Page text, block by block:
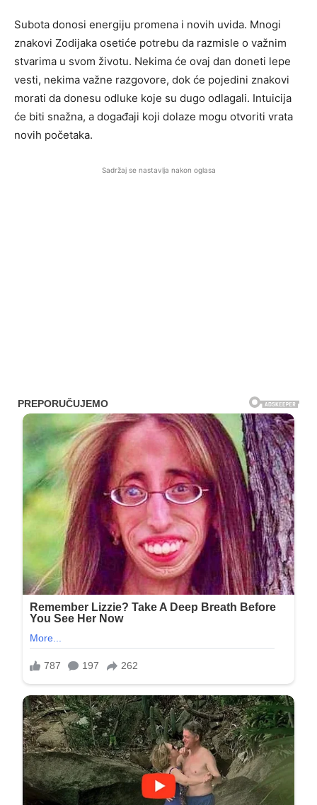
Subota donosi energiju promena i novih uvida. Mnogi
znakovi Zodijaka osetiće potrebu da razmisle o važnim
stvarima u svom životu. Nekima će ovaj dan doneti lepe
vesti, nekima važne razgovore, dok će pojedini znakovi
morati da donesu odluke koje su dugo odlagali. Intuicija
će biti snažna, a događaji koji dolaze mogu otvoriti vrata
novih početaka.
Sadržaj se nastavlja nakon oglasa